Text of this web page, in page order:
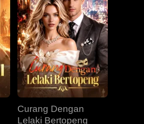
Curang Dengan
Lelaki Bertopeng